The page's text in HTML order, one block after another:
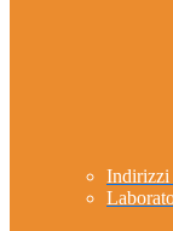
Indirizzi